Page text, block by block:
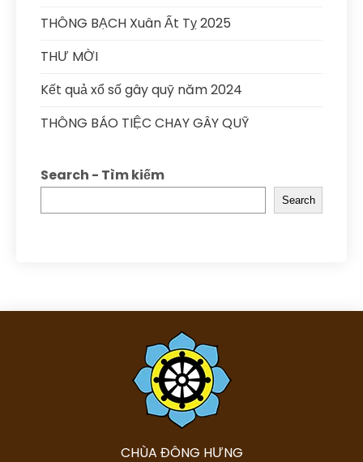
THÔNG BẠCH Xuân Ất Tỵ 2025
THƯ MỜI
Kết quả xổ số gây quỹ năm 2024
THÔNG BÁO TIỆC CHAY GÂY QUỸ
Search - Tìm kiếm
Search
CHÙA ĐÔNG HƯNG